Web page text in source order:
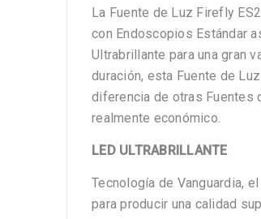
La Fuente de Luz Firefly
con Endoscopios Estándar
Ultrabrillante para una gran
duración, esta Fuente de
diferencia de otras Fuentes
realmente económico.
LED ULTRABRILLANTE
Tecnología de Vanguardia,
para producir una calidad